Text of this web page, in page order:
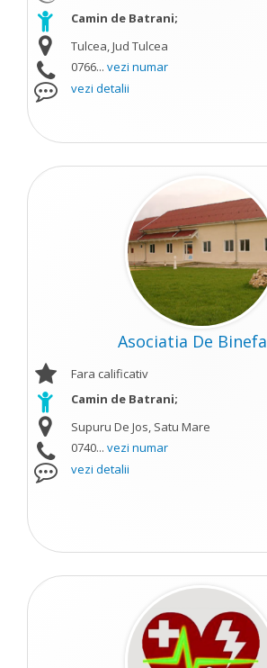
Camin de Batrani;
Tulcea, Jud Tulcea
0766... vezi numar
vezi detalii
Asociatia De
Fara calificativ
Camin de Batrani;
Supuru De Jos, Satu Mare
0740... vezi numar
vezi detalii